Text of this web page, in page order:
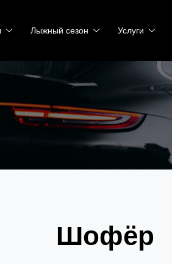
Лыжный сезон Услуги
Шофёр